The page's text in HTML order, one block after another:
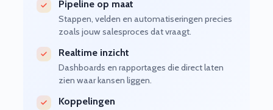
Pipeline op maat
Stappen, velden en automatiseringen precies
zoals jouw salesproces dat vraagt.
Realtime inzicht
Dashboards en rapportages die direct laten
zien waar kansen liggen.
Koppelingen